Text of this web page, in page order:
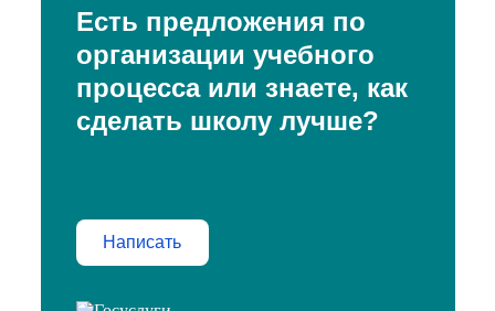
Есть предложения по
организации учебного
процесса или знаете, как
сделать школу лучше?
Написать